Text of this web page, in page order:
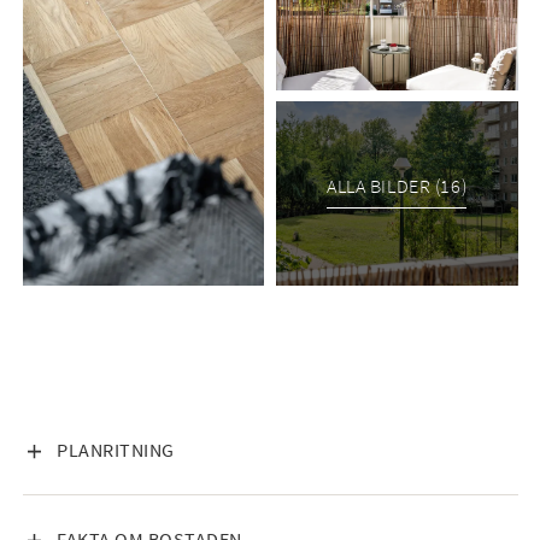
HSB Brf Pukan:
-Belåning på 1496kr/kvm enligt ÅR 2024/2025
-Övernattningslägenhet finns att hyra
-Bastu finns att tillgå
-Vinds- och källarförråd
-Hobbyrum
Interiör
Badrum
ALLA BILDER (16)
PLANRITNING
VISA INNEHÅLL